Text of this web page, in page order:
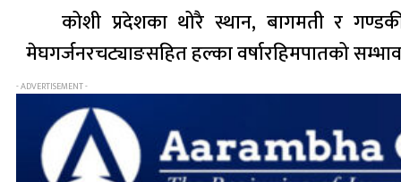
कोशी प्रदेशका थोरै स्थान, बागमती र
मेघगर्जनरचट्याङसहित हल्का वर्षारहिमपातको
- ADVERTISEMENT -